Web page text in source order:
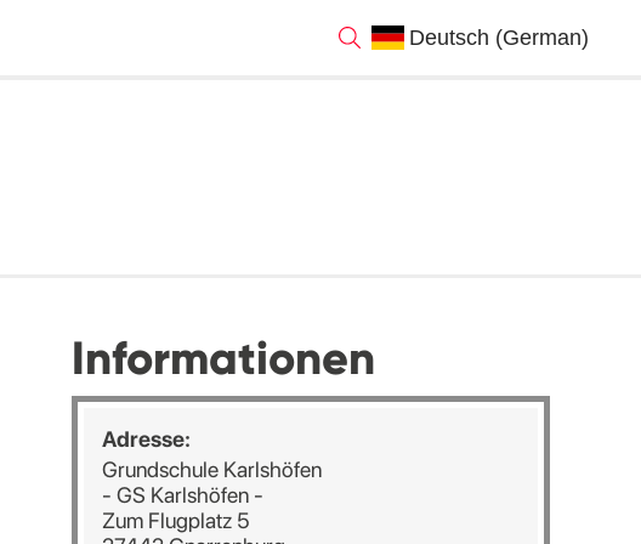
Informationen
Adresse:
Grundschule Karlshöfen
- GS Karlshöfen -
Zum Flugplatz 5